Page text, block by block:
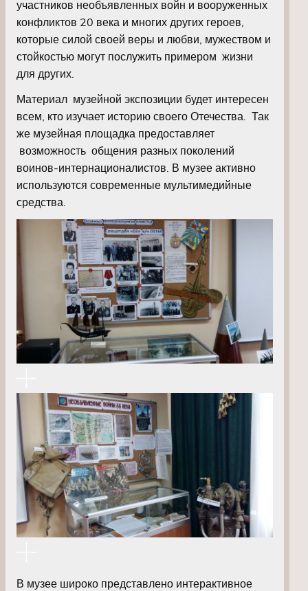
участников необъявленных войн и вооруженных
конфликтов 20 века и многих других героев,
которые силой своей веры и любви, мужеством и
стойкостью могут послужить примером жизни
для других.
Материал музейной экспозиции будет интересен
всем, кто изучает историю своего Отечества. Так
же музейная площадка предоставляет
возможность общения разных поколений
воинов-интернационалистов. В музее активно
используются современные мультимедийные
средства.
В музее широко представлено интерактивное